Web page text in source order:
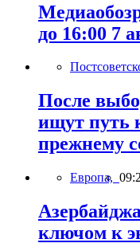
до 16:00 7
После
ищут путь
прежнему
Европа,
ключом к